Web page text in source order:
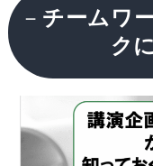
－ チームワ
ク